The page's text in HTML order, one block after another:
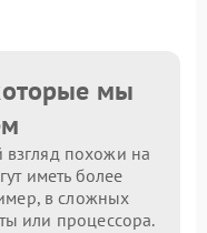
мы
похожи на
иметь более
в сложных
или процессора.